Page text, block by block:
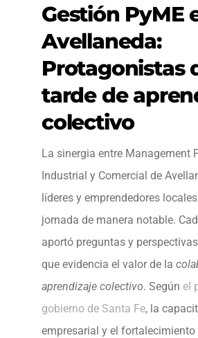
Gestión PyME
Avellaneda:
Protagonistas
tarde de
colectivo
La sinergia entre Management
Industrial y Comercial de
líderes y emprendedores
jornada de manera notable.
aportó preguntas y
que evidencia el valor de la
aprendizaje colectivo. Según el
gobierno de Santa Fe, la
empresarial y el fortalecimiento